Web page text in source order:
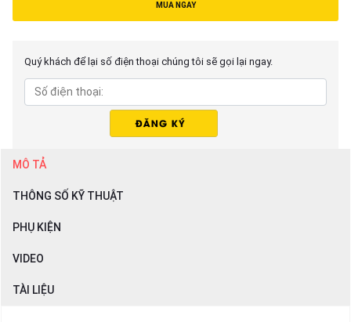
MUA NGAY
Quý khách để lại số điện thoại chúng tôi sẽ gọi lại ngay.
MÔ TẢ
THÔNG SỐ KỸ THUẬT
PHỤ KIỆN
VIDEO
TÀI LIỆU